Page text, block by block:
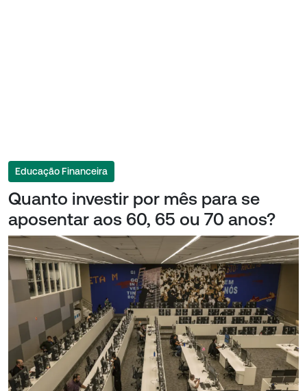
Educação Financeira
Quanto investir por mês para se
aposentar aos 60, 65 ou 70 anos?